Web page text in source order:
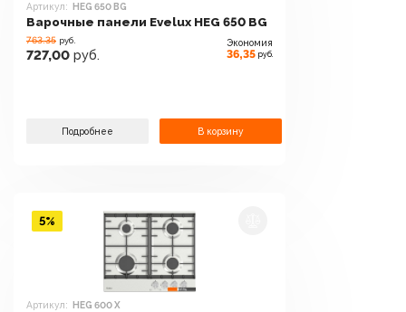
Артикул: HEG 650 BG
Варочные панели Evelux HEG 650 BG
763.35 руб.
727,00 руб.
Экономия
36,35 руб.
Подробнее В корзину
Артикул: HEG 600 X
5%